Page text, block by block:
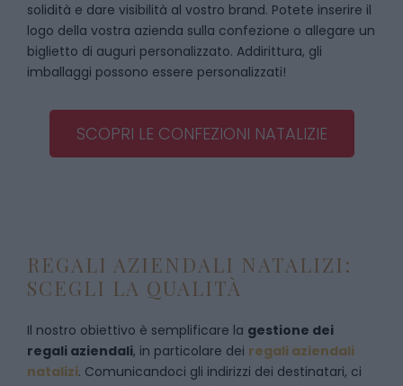
solidità e dare visibilità al vostro brand. Potete inserire il
logo della vostra azienda sulla confezione o allegare un
biglietto di auguri personalizzato. Addirittura, gli
imballaggi possono essere personalizzati!
SCOPRI LE CONFEZIONI NATALIZIE
REGALI AZIENDALI NATALIZI:
SCEGLI LA QUALITÀ
Il nostro obiettivo è semplificare la gestione dei
regali aziendali, in particolare dei regali aziendali
natalizi. Comunicandoci gli indirizzi dei destinatari, ci